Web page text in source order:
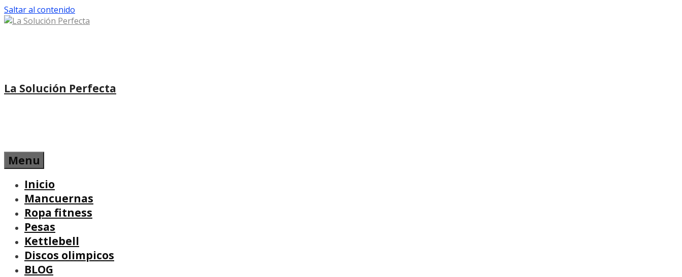
Saltar al contenido
La Solución Perfecta
Menu
Inicio
Mancuernas
Ropa fitness
Pesas
Kettlebell
Discos olimpicos
BLOG